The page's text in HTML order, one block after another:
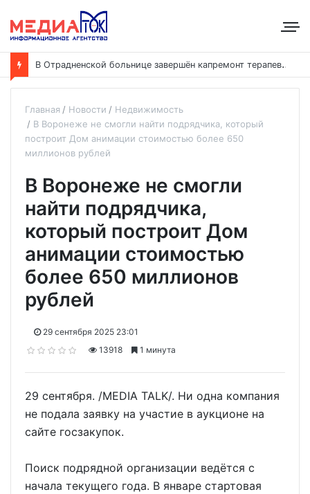
В
Отрадненской больнице завершён капремонт терапевтического корпуса
Главная Новости
Недвижимость
В Воронеже не смогли найти подрядчика, который
построит Дом анимации стоимостью более 650
миллионов рублей
В Воронеже не смогли
найти подрядчика,
который построит Дом
анимации стоимостью
более 650 миллионов
рублей
29 сентября 2025 23:01
13918
1 минута
29 сентября. /MEDIA TALK/. Ни одна компания
не подала заявку на участие в аукционе на
сайте госзакупок.
Поиск подрядной организации ведётся с
начала текущего года. В январе стартовая